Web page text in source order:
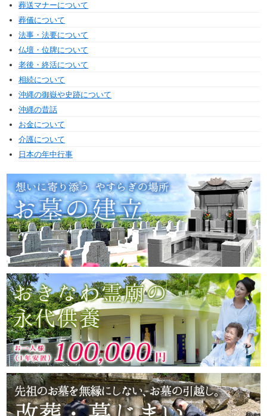
葬送マナーについて
葬儀について
法事・法要について
仏壇・位牌について
老後・終活について
相続について
沖縄の御嶽や史跡について
沖縄の昔話
お金について
介護について
日本の年中行事